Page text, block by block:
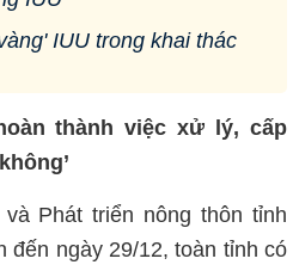
IUU trong khai thác
thành việc xử lý, cấp
Phát triển nông thôn tỉnh
đến ngày 29/12, toàn tỉnh có